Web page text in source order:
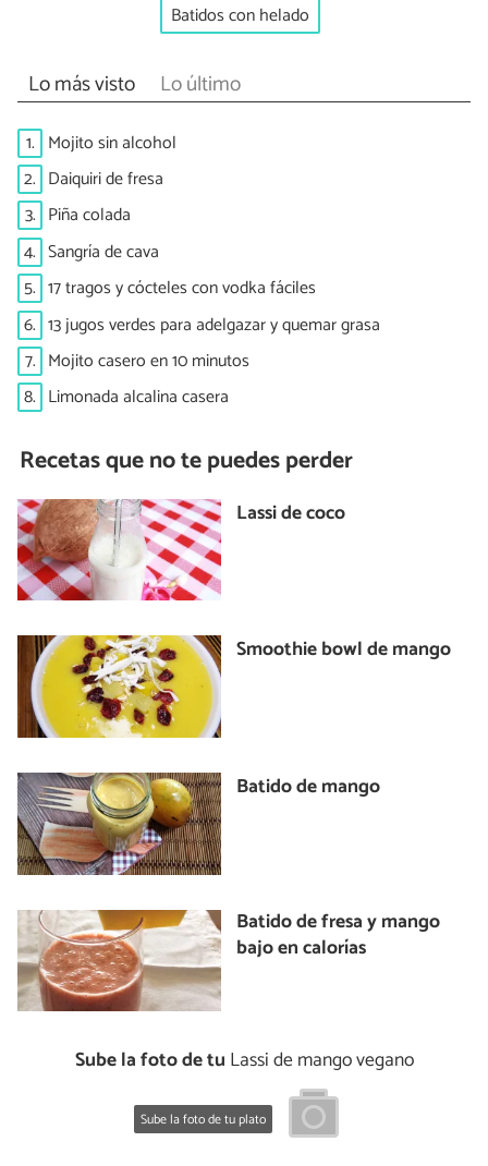
Batidos con helado
Lo más visto Lo último
1. Mojito sin alcohol
2. Daiquiri de fresa
3. Piña colada
4. Sangría de cava
5. 17 tragos y cócteles con vodka fáciles
6. 13 jugos verdes para adelgazar y quemar grasa
7. Mojito casero en 10 minutos
8. Limonada alcalina casera
Recetas que no te puedes perder
Lassi de coco
Smoothie bowl de mango
Batido de mango
Batido de fresa y mango
bajo en calorías
Sube la foto de tu Lassi de mango vegano
Sube la foto de tu plato